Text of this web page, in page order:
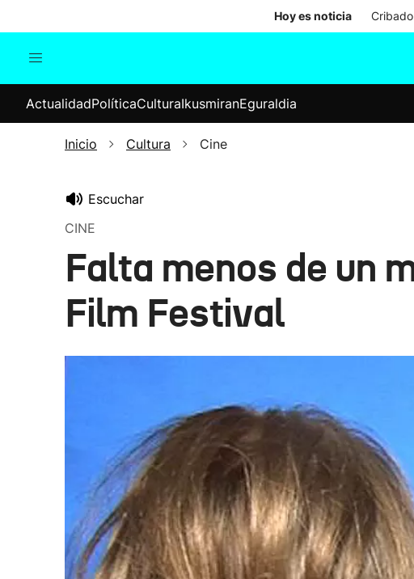
Hoy es noticia
Internacional
Elecciones
ActualidadPolíticaCulturaIkusmiranEguraldia
Inicio Cultura Cine
Escuchar
CINE
Falta menos de un
Film Festival